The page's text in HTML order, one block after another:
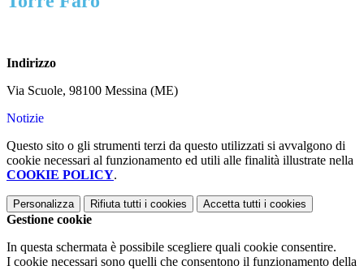
Indirizzo
Via Scuole, 98100 Messina (ME)
Notizie
Questo sito o gli strumenti terzi da questo utilizzati si avvalgono di
cookie necessari al funzionamento ed utili alle finalità illustrate nella
COOKIE POLICY.
Personalizza Rifiuta tutti i cookies Accetta tutti i cookies
Gestione cookie
In questa schermata è possibile scegliere quali cookie consentire.
I cookie necessari sono quelli che consentono il funzionamento della